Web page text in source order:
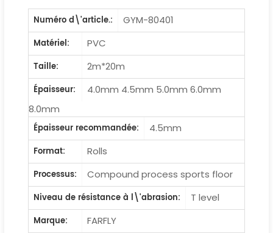
Numéro d\'article.:
GYM-80401
Matériel:
PVC
Taille:
2m*20m
Épaisseur:
4.0mm 4.5mm 5.0mm 6.0mm
8.0mm
Épaisseur recommandée:
4.5mm
Format:
Rolls
Processus:
Compound process sports floor
Niveau de résistance à l\'abrasion:
T level
Marque:
FARFLY